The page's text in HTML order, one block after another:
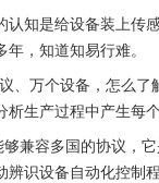
知是给设备装上传
，知道知易行难。
、万个设备，怎么
生产过程中产生每个
兼容多国的协议，
识设备自动化控制